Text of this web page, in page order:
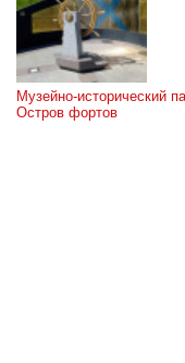
Музейно-исторический
Остров фортов